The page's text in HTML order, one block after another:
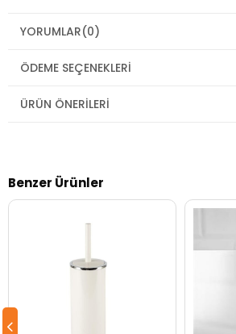
YORUMLAR(0)
ÖDEME SEÇENEKLERI
ÜRÜN ÖNERILERI
Benzer Ürünler